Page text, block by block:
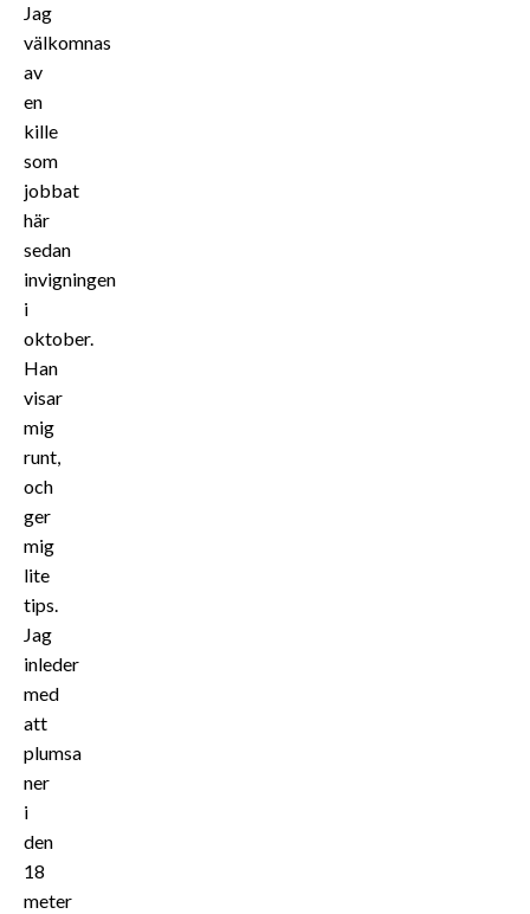
Jag
välkomnas
av
en
kille
som
jobbat
här
sedan
invigningen
i
oktober.
Han
visar
mig
runt,
och
ger
mig
lite
tips.
Jag
inleder
med
att
plumsa
ner
i
den
18
meter